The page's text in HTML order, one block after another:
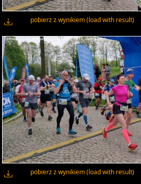
pobierz z wynikiem (load with result)
pobierz z wynikiem (load with result)